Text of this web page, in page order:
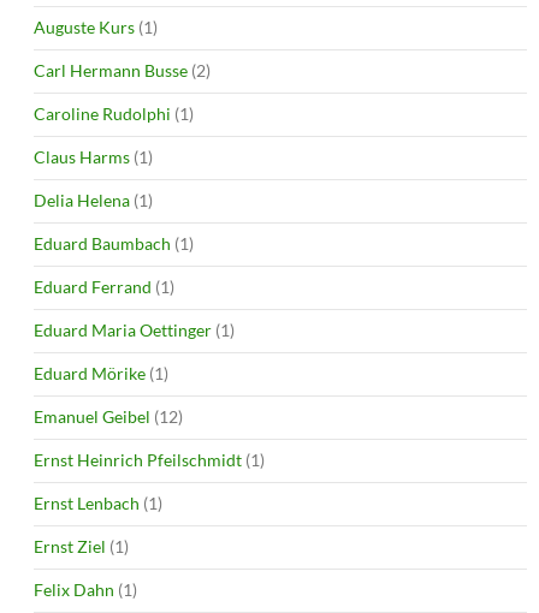
Auguste Kurs (1)
Carl Hermann Busse (2)
Caroline Rudolphi (1)
Claus Harms (1)
Delia Helena (1)
Eduard Baumbach (1)
Eduard Ferrand (1)
Eduard Maria Oettinger (1)
Eduard Mörike (1)
Emanuel Geibel (12)
Ernst Heinrich Pfeilschmidt (1)
Ernst Lenbach (1)
Ernst Ziel (1)
Felix Dahn (1)